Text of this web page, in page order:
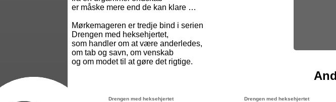
er måske mere end de kan klare …
Mørkemageren er tredje bind i serien
Drengen med heksehjertet,
som handler om at være anderledes,
om tab og savn, om venskab
og om modet til at gøre det rigtige.
Drengen med heksehjertet Drengen med heksehjertet